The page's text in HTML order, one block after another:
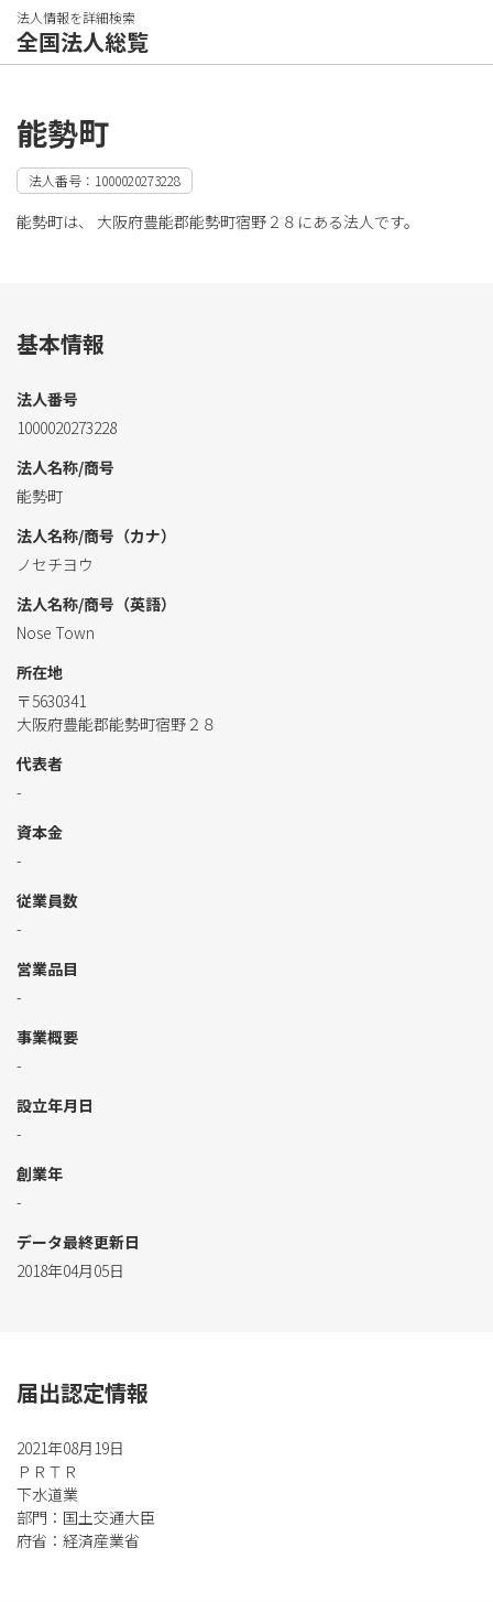
法人情報を詳細検索
全国法人総覧
能勢町
法人番号：1000020273228
能勢町は、 大阪府豊能郡能勢町宿野２８にある法人です。
基本情報
法人番号
1000020273228
法人名称/商号
能勢町
法人名称/商号（カナ）
ノセチヨウ
法人名称/商号（英語）
Nose Town
所在地
〒5630341
大阪府豊能郡能勢町宿野２８
代表者
-
資本金
-
従業員数
-
営業品目
-
事業概要
-
設立年月日
-
創業年
-
データ最終更新日
2018年04月05日
届出認定情報
2021年08月19日
ＰＲＴＲ
下水道業
部門：国土交通大臣
府省：経済産業省